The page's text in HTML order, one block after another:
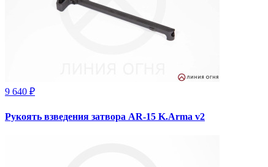
9 640 ₽
Рукоять взведения затвора AR-15 K.Arma v2